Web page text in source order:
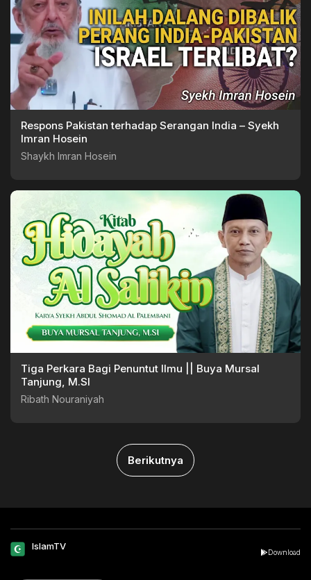
Respons Pakistan terhadap Serangan India – Syekh
Imran Hosein
Shaykh Imran Hosein
Tiga Perkara Bagi Penuntut Ilmu || Buya Mursal
Tanjung, M.SI
Ribath Nouraniyah
Berikutnya
IslamTV
Download